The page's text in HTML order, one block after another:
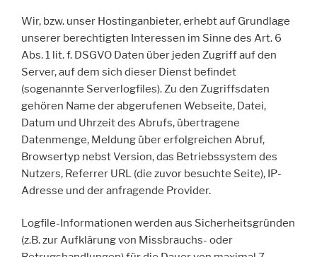
Wir, bzw. unser Hostinganbieter, erhebt auf Grundlage
unserer berechtigten Interessen im Sinne des Art. 6
Abs. 1 lit. f. DSGVO Daten über jeden Zugriff auf den
Server, auf dem sich dieser Dienst befindet
(sogenannte Serverlogfiles). Zu den Zugriffsdaten
gehören Name der abgerufenen Webseite, Datei,
Datum und Uhrzeit des Abrufs, übertragene
Datenmenge, Meldung über erfolgreichen Abruf,
Browsertyp nebst Version, das Betriebssystem des
Nutzers, Referrer URL (die zuvor besuchte Seite), IP-
Adresse und der anfragende Provider.
Logfile-Informationen werden aus Sicherheitsgründen
(z.B. zur Aufklärung von Missbrauchs- oder